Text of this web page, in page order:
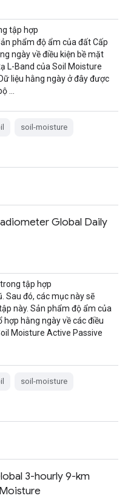
tập hợp
phẩm độ ẩm của đất Cấp
ngày về điều kiện bề mặt
L-Band của Soil Moisture
liệu hằng ngày ở đây được
…
soil-moisture
Global Daily
tập hợp
Sau đó, các mục này sẽ
này. Sản phẩm độ ẩm của
hằng ngày về các điều
Moisture Active Passive
soil-moisture
3-hourly 9-km